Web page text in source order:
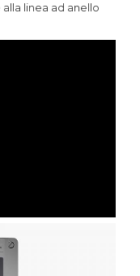
linea ad anello